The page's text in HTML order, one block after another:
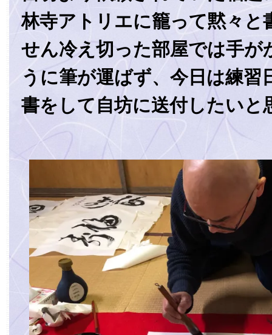
林寺アトリエに籠って黙々と
せん冷え切った部屋では手が
うに筆が運ばず、今日は練習
書をして自坊に送付したいと